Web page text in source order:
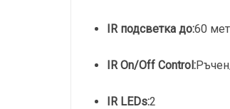
IR подсветка до:60
IR On/Off Control:
IR LEDs:2